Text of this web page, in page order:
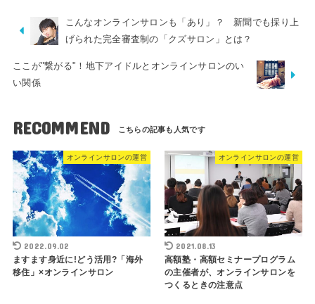
こんなオンラインサロンも「あり」？ 新聞でも採り上
げられた完全審査制の「クズサロン」とは？
ここが"繋がる"！地下アイドルとオンラインサロンのい
い関係
RECOMMEND
オンラインサロンの運営
2022.09.02
ますます身近に!どう活用?「海外
移住」×オンラインサロン
オンラインサロンの運営
2021.08.13
高額塾・高額セミナープログラム
の主催者が、オンラインサロンを
つくるときの注意点